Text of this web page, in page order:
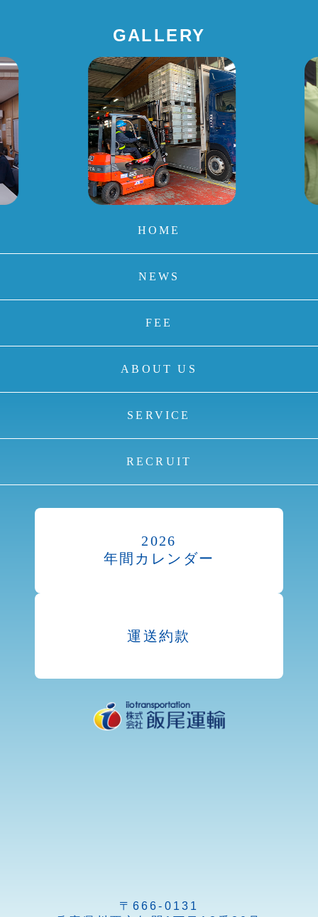
GALLERY
HOME
NEWS
FEE
ABOUT US
SERVICE
RECRUIT
2026
年間カレンダー
運送約款
〒666-0131